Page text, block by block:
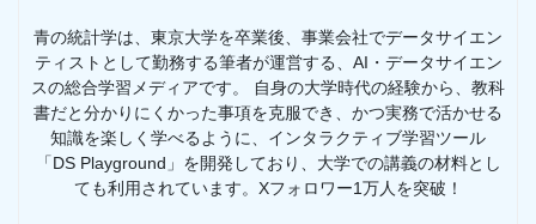
青の統計学は、東京大学を卒業後、事業会社でデータサイエン
ティストとして勤務する筆者が運営する、AI・データサイエン
スの総合学習メディアです。 自身の大学時代の経験から、教科
書だと分かりにくかった事項を克服でき、かつ実務で活かせる
知識を楽しく学べるように、インタラクティブ学習ツール
「DS Playground」を開発しており、大学での講義の材料とし
ても利用されています。Xフォロワー1万人を突破！